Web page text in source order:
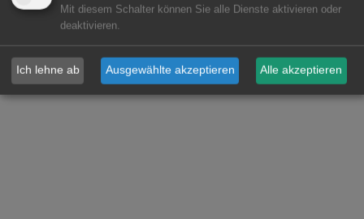
Mit diesem Schalter können Sie alle Dienste aktivieren oder
deaktivieren.
Ich lehne ab Ausgewählte akzeptieren Alle akzeptieren